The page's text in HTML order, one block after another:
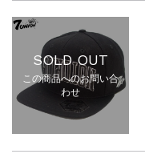
SOLD OUT
この商品へのお問い合
わせ